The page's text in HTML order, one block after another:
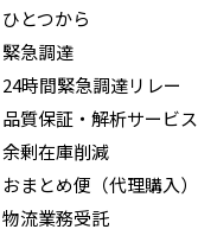
ひとつから
緊急調達
24時間緊急調達リレー
品質保証・解析サービス
余剰在庫削減
おまとめ便（代理購入）
物流業務受託